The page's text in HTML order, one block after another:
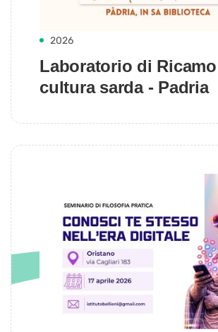
2026
Laboratorio di
cultura sarda - Padria